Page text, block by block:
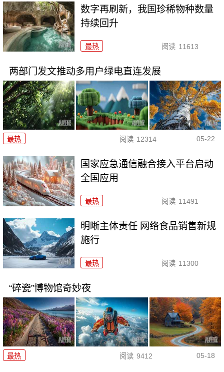
数字再刷新，我国珍稀物种数量
持续回升
最热 阅读 11613
两部门发文推动多用户绿电直连发展
最热 阅读 12314 05-22
国家应急通信融合接入平台启动
全国应用
最热 阅读 11491
明晰主体责任 网络食品销售新规
施行
最热 阅读 11300
“碎瓷”博物馆奇妙夜
最热 阅读 9412 05-18